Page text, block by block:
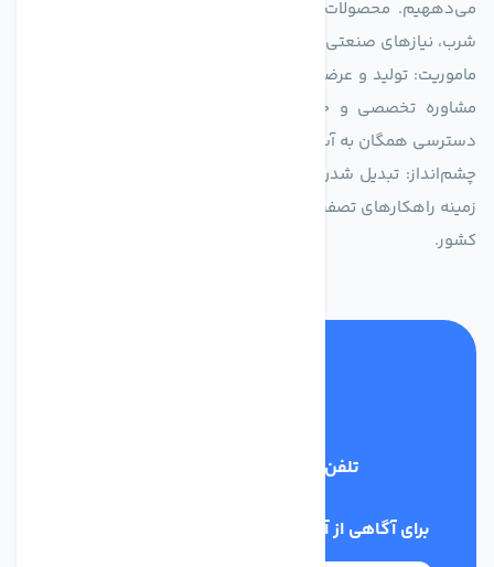
می‌دههیم. محصولات ما برای مصارف متنوعی از جمله تأمین آب
شرب، نیازهای صنعتی و کشاورزی طراحی و بهینه‌سازی شده‌اند.
ماموریت: تولید و عرضه محصولاتی با بالاترین استاندارد کیفی، ارائه
مشاوره تخصصی و خدمات پس از فروش مطمئن برای تضمین
دسترسی همگان به آب پاک و سالم.
چشم‌انداز: تبدیل شدن به انتخاب اول صنایع و مصرف‌کنندگان در
زمینه راهکارهای تصفیه آب و ایفای نقشی کلیدی در حفظ منابع آبی
کشور.
تلفن پشتیبانی
برای آگاهی از آخرین اخبار در خبرنامه ما عضو شوید